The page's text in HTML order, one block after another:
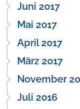
Juni 2017
Mai 2017
April 2017
März 2017
November
Juli 2016